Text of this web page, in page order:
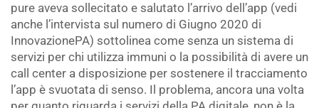
pure aveva sollecitato e salutato l’arrivo dell’app (vedi
anche l’intervista sul numero di Giugno 2020 di
InnovazionePA) sottolinea come senza un sistema di
servizi per chi utilizza immuni o la possibilità di avere un
call center a disposizione per sostenere il tracciamento
l’app è svuotata di senso. Il problema, ancora una volta